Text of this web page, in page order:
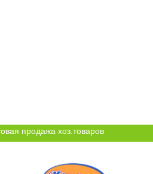
продажа хоз.товаров